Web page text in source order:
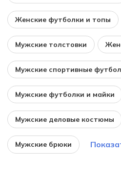
Женские футболки и топы
Мужские толстовки
Мужские спортивные
Мужские футболки и майки
Мужские деловые костюмы
Мужские брюки